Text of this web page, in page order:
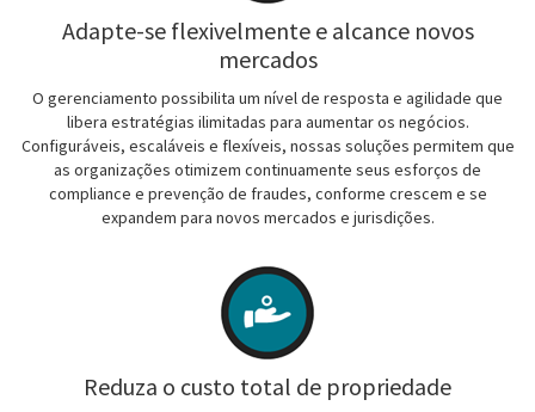
Adapte-se flexivelmente e alcance novos
mercados
O gerenciamento possibilita um nível de resposta e agilidade que
libera estratégias ilimitadas para aumentar os negócios.
Configuráveis, escaláveis e flexíveis, nossas soluções permitem que
as organizações otimizem continuamente seus esforços de
compliance e prevenção de fraudes, conforme crescem e se
expandem para novos mercados e jurisdições.
Reduza o custo total de propriedade